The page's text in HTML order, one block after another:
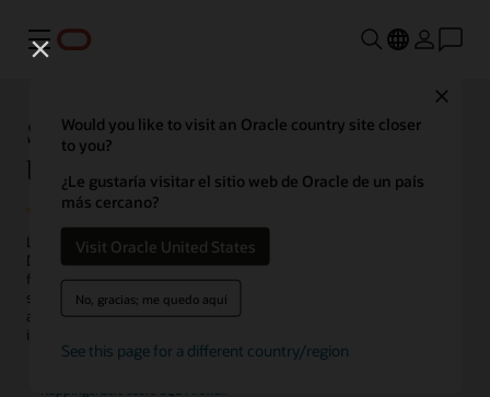
Menú
Would you like to visit an Oracle country site closer
to you?
¿Le gustaría visitar el sitio web de Oracle de un país
más cercano?
Visit Oracle United States
No, gracias; me quedo aquí
See this page for a different country/region
Soluciones de seguridad de las
bases de datos
La amenaza para los datos nunca fue tan grande. Oracle AI
Database ayuda a minimizar el riesgo de violaciones de datos y
facilita el cumplimiento normativo mediante soluciones de
seguridad que incluyen cifrado y gestión de claves, controles de
acceso detallados, enmascaramiento de datos flexible, monitoreo
integral de actividades y auditorías avanzadas.